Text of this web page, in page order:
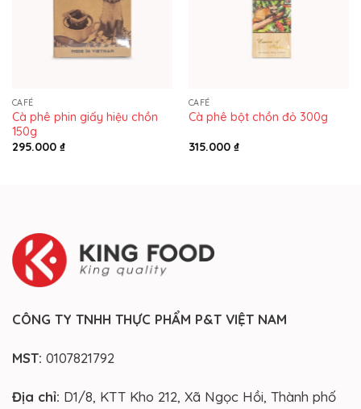
CAFÉ
Cà phê phin giấy hiệu chồn
150g
295.000 ₫
CAFÉ
Cà phê bột chồn đỏ 300g
315.000 ₫
CÔNG TY TNHH THỰC PHẨM P&T VIỆT NAM
MST: 0107821792
Địa chỉ: D1/8, KTT Kho 212, Xã Ngọc Hồi, Thành phố